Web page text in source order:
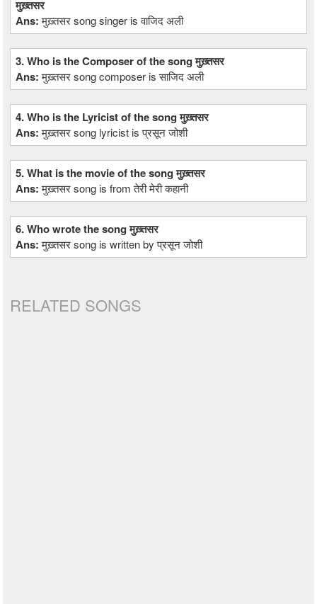
मुख़्तसर
Ans:मुख़्तसर song singer is वाजिद अली
3. Who is the Composer of the song मुख़्तसर
Ans:मुख़्तसर song composer is साजिद अली
4. Who is the Lyricist of the song मुख़्तसर
Ans:मुख़्तसर song lyricist is प्रसून जोशी
5. What is the movie of the song मुख़्तसर
Ans:मुख़्तसर song is from तेरी मेरी कहानी
6. Who wrote the song मुख़्तसर
Ans:मुख़्तसर song is written by प्रसून जोशी
RELATED SONGS